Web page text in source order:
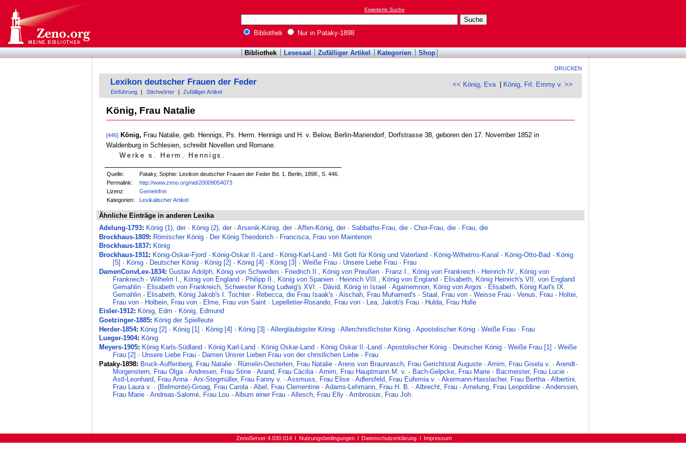
Erweiterte Suche
Bibliothek Nur in Pataky-1898
Bibliothek Lesesaal Zufälliger Artikel Kategorien Shop
DRUCKEN
<< König, Eva| König, Frl. Emmy v. >>
Lexikon deutscher Frauen der Feder
Einführung Stichwörter Zufälliger Artikel
König, Frau Natalie
[446] König, Frau Natalie, geb. Hennigs, Ps. Herrn. Hennigs und H. v. Below, Berlin-Mariendorf, Dorfstrasse 38, geboren den 17. November 1852 in
Waldenburg in Schlesien, schreibt Novellen und Romane.
Werke s. Herm. Hennigs
Quelle:
Pataky, Sophie: Lexikon deutscher Frauen der Feder Bd. 1. Berlin, 1898., S. 446.
Permalink:
http://www.zeno.org/nid/20009054073
Lizenz:
Gemeinfrei
Kategorien:
Lexikalischer Artikel
Ähnliche Einträge in anderen Lexika
Adelung-1793: König (1), der· König (2), der·Arsenik-König, der·Affen-König, der·Sabbaths-Frau, die ·Chor-Frau, die · Frau, die
Brockhaus-1809: Römischer König · Der König Theodorich · Francisca, Frau von Maintenon
Brockhaus-1837: König
Brockhaus-1911: König-Oskar-Fjord · König-Oskar II.-Land · König-Karl-Land · Mit Gott für König und Vaterland · König-Wilhelms-Kanal · König-Otto-Bad · König
[5] · König· Deutscher König· König [2] · König [4] · König [3] · Weiße Frau· Unsere Liebe Frau· Frau
DamenConvLex-1834: Gustav Adolph, König von Schweden · Friedrich II., König von Preußen · Franz I., König von Frankreich · Heinrich IV., König von
Frankreich· Wilhelm I., König von England· Philipp II., König von Spanien· Heinrich VIII., König von England· Elisabeth, König Heinrich's VII. von England
Gemahlin· Elisabeth von Frankreich, Schwester König Ludwig's XVI. · Dávid, König in Israel · Agamemnon, König von Argos · Elisabeth, König Karl's IX.
Gemahlin· Elisabeth, König Jakob's I. Tochter· Rebecca, die Frau Isaak's · Aischah, Frau Muhamed's · Staal, Frau von· Weisse Frau· Venus, Frau· Holtei,
Frau von· Holbein, Frau von· Elme, Frau von Saint· Lepelletier-Rosando, Frau von· Lea, Jakob's Frau· Hulda, Frau Holle
Eisler-1912: König, Edm · König, Edmund
Goetzinger-1885: König der Spielleute
Herder-1854: König [2] · König [1] · König [4] · König [3] ·Allergläubigster König ·Allerchristlichster König ·Apostolischer König ·Weiße Frau · Frau
Lueger-1904: König
Meyers-1905: König Karls-Südland · König Karl-Land · König Oskar-Land · König Oskar II.-Land ·Apostolischer König · Deutscher König ·Weiße Frau [1] ·Weiße
Frau [2] · Unsere Liebe Frau· Damen Unsrer Lieben Frau von der christlichen Liebe· Frau
Pataky-1898: Bruck-Auffenberg, Frau Natalie · Rümelin-Oesterlen, Frau Natalie ·Arens von Braunrasch, Frau Gerichtsrat Auguste ·Arnim, Frau Gisela v. ·Arendt-
Morgenstern, Frau Olga· Andresen, Frau Stine· Arand, Frau Cäcilia· Arnim, Frau Hauptmann M. v. · Bach-Gelpcke, Frau Marie· Bacmeister, Frau Lucie·
Astl-Leonhard, Frau Anna· Arx-Stegmüller, Frau Fanny v. · Assmuss, Frau Elise· Adlersfeld, Frau Eufemia v. · Akermann-Hasslacher, Frau Bertha· Albertini,
Frau Laura v. · (Belmonte)-Groag, Frau Carola· Abel, Frau Clementine· Adams-Lehmann, Frau H. B. · Albrecht, Frau· Amelung, Frau Leopoldine· Anderssen,
Frau Marie· Andreas-Salomé, Frau Lou· Album einer Frau· Allesch, Frau Elly· Ambrosius, Frau Joh.
ZenoServer 4.030.014 Nutzungsbedingungen Datenschutzerklärung Impressum